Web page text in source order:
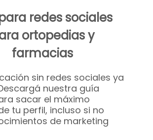
redes sociales
ortopedias y
farmacias
sin redes sociales ya
nuestra guía
sacar el máximo
tu perfil, incluso si no
de marketing